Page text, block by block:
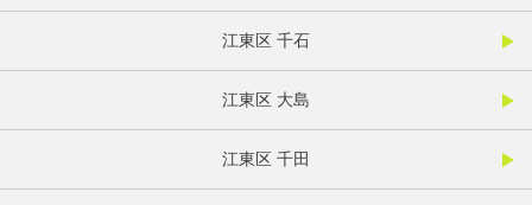
江東区 千石
江東区 大島
江東区 千田